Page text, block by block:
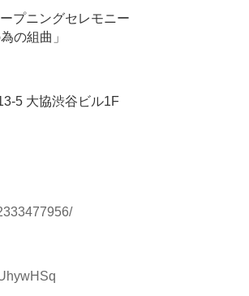
プニングセレモニー
の組曲」
5 大協渋谷ビル1F